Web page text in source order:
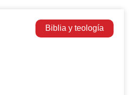
Biblia y teología